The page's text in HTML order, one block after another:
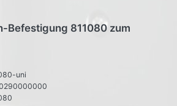
Befestigung 811080 zum
uni